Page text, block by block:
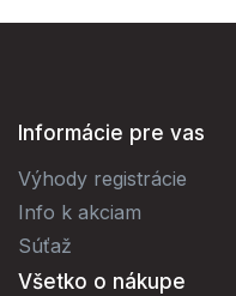
Informácie pre vas
Výhody registrácie
Info k akciam
Súťaž
Všetko o nákupe